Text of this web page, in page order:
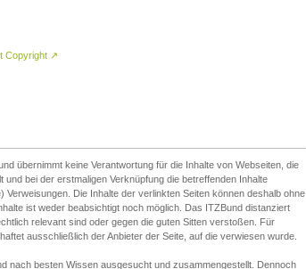
Copyright ↗
übernimmt keine Verantwortung für die Inhalte von Webseiten, die
bei der erstmaligen Verknüpfung die betreffenden Inhalte
Die Inhalte der verlinkten Seiten können deshalb ohne
ist weder beabsichtigt noch möglich. Das ITZBund distanziert
relevant sind oder gegen die guten Sitten verstoßen. Für
ausschließlich der Anbieter der Seite, auf die verwiesen wurde.
nach besten Wissen ausgesucht und zusammengestellt. Dennoch